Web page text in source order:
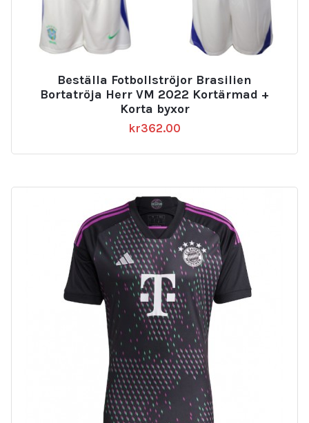
Beställa Fotbollströjor Brasilien
Bortatröja Herr VM 2022 Kortärmad +
Korta byxor
kr362.00